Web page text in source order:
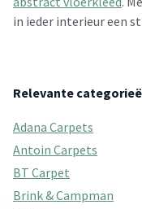
in ieder interieur een
Relevante
Adana Carpets
Antoin Carpets
BT Carpet
Brink & Campman